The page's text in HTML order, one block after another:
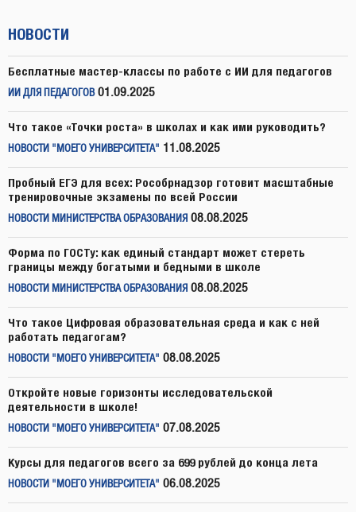
НОВОСТИ
Бесплатные мастер-классы по работе с ИИ для педагогов
ИИ ДЛЯ ПЕДАГОГОВ 01.09.2025
Что такое «Точки роста» в школах и как ими руководить?
НОВОСТИ "МОЕГО УНИВЕРСИТЕТА" 11.08.2025
Пробный ЕГЭ для всех: Рособрнадзор готовит масштабные
тренировочные экзамены по всей России
НОВОСТИ МИНИСТЕРСТВА ОБРАЗОВАНИЯ 08.08.2025
Форма по ГОСТу: как единый стандарт может стереть
границы между богатыми и бедными в школе
НОВОСТИ МИНИСТЕРСТВА ОБРАЗОВАНИЯ 08.08.2025
Что такое Цифровая образовательная среда и как с ней
работать педагогам?
НОВОСТИ "МОЕГО УНИВЕРСИТЕТА" 08.08.2025
Откройте новые горизонты исследовательской
деятельности в школе!
НОВОСТИ "МОЕГО УНИВЕРСИТЕТА" 07.08.2025
Курсы для педагогов всего за 699 рублей до конца лета
НОВОСТИ "МОЕГО УНИВЕРСИТЕТА" 06.08.2025